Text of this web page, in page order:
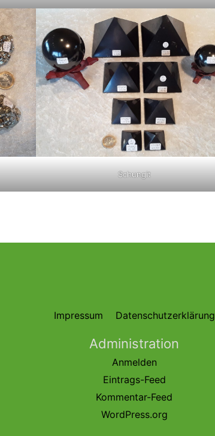
Schungit
Impressum Datenschutzerklärung
Administration
Anmelden
Eintrags-Feed
Kommentar-Feed
WordPress.org